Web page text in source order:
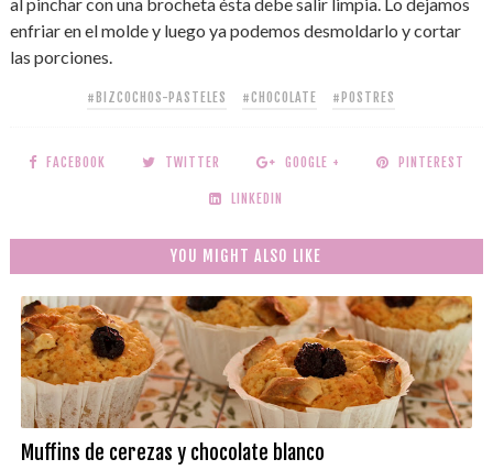
al pinchar con una brocheta ésta debe salir limpia. Lo dejamos
enfriar en el molde y luego ya podemos desmoldarlo y cortar
las porciones.
#BIZCOCHOS-PASTELES #CHOCOLATE #POSTRES
FACEBOOK TWITTER GOOGLE + PINTEREST
LINKEDIN
YOU MIGHT ALSO LIKE
Muffins de cerezas y chocolate blanco